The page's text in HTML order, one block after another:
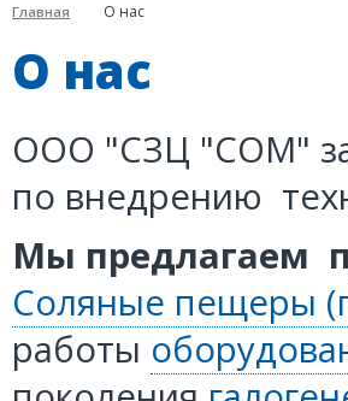
Главная О нас
О нас
ООО "СЗЦ "СОМ"
по внедрению
Мы предлагаем
Соляные пещеры
работы